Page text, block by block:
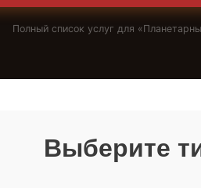
Полный список услуг для «
Выберите